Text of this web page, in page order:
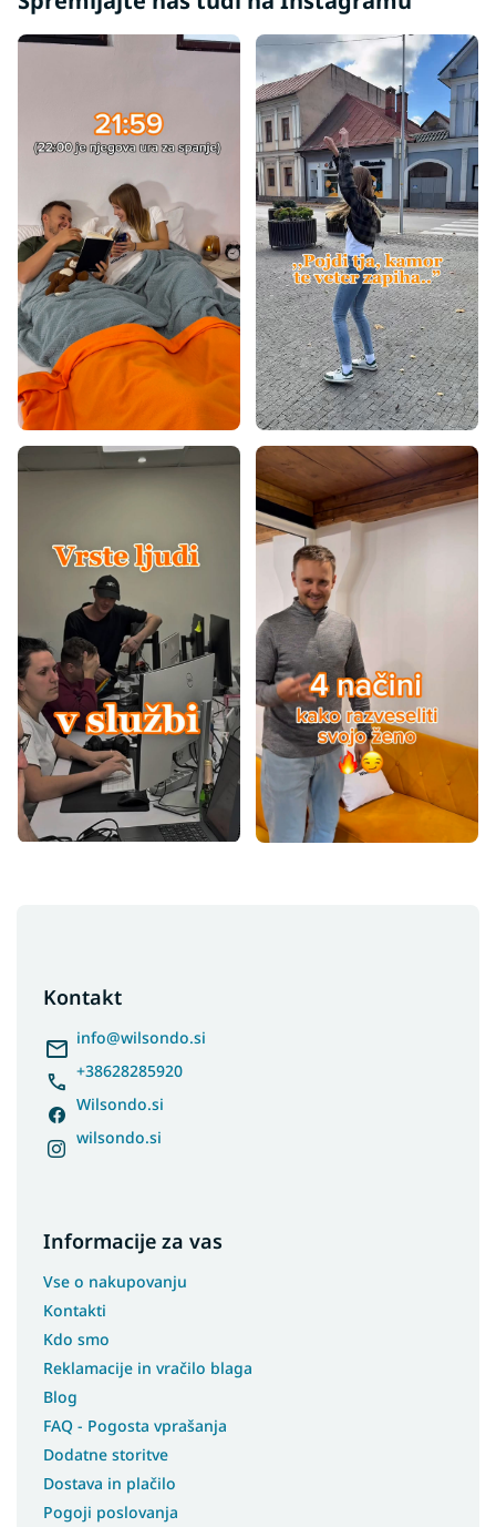
Kontakt
info@wilsondo.si
+38628285920
Wilsondo.si
wilsondo.si
Informacije za vas
Vse o nakupovanju
Kontakti
Kdo smo
Reklamacije in vračilo blaga
Blog
FAQ - Pogosta vprašanja
Dodatne storitve
Dostava in plačilo
Pogoji poslovanja